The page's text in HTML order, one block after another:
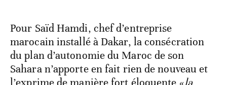
Pour Saïd Hamdi, chef d’entreprise
marocain installé à Dakar, la consécration
du plan d’autonomie du Maroc de son
Sahara n’apporte en fait rien de nouveau et